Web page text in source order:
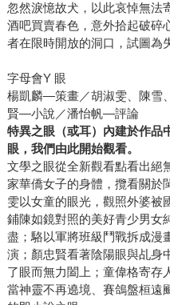
忽然淚憶故犬，以此哀悼無法
酒吧買賣春色，意外拾起破碎
者在限時開放的洞口，試圖為
字母會Y 眼
楊凱麟—策畫／胡淑雯、陳雪
賢—小說／潘怡帆—評論
特異之眼（或耳）內建於作品
眼，我們由此開始觀看。
文學之眼從全新觀看點看出絕
家華僑女子的身體，攬看關於
雯以女童的眼光，觀照外婆被
鋪陳如鏡對照的美好青少男女
盡；駱以軍將班級鬥戰拆成漫
演；顏忠賢看著陰陽眼與乩身
了眼而無力闔上；童偉格寄存
當神靈不再遶境、賽鴿盤桓遠